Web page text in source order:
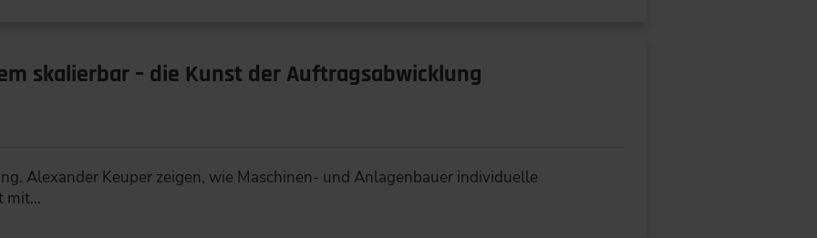
skalierbar – die Kunst der Auftragsabwicklung
Alexander Keuper zeigen, wie Maschinen- und Anlagenbauer individuelle
mit…